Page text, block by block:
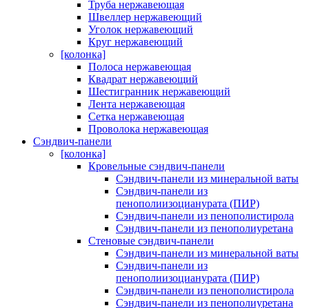
Труба нержавеющая
Швеллер нержавеющий
Уголок нержавеющий
Круг нержавеющий
[колонка]
Полоса нержавеющая
Квадрат нержавеющий
Шестигранник нержавеющий
Лента нержавеющая
Сетка нержавеющая
Проволока нержавеющая
Сэндвич-панели
[колонка]
Кровельные сэндвич-панели
Сэндвич-панели из минеральной ваты
Сэндвич-панели из
пенополиизоцианурата (ПИР)
Сэндвич-панели из пенополистирола
Сэндвич-панели из пенополиуретана
Стеновые сэндвич-панели
Сэндвич-панели из минеральной ваты
Сэндвич-панели из
пенополиизоцианурата (ПИР)
Сэндвич-панели из пенополистирола
Сэндвич-панели из пенополиуретана